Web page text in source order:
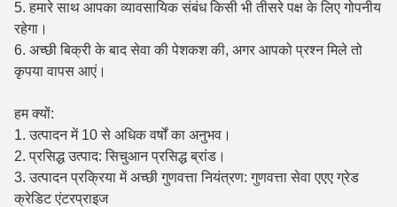
5. हमारे साथ आपका व्यावसायिक संबंध किसी भी तीसरे पक्ष के लिए गोपनीय
रहेगा।
6. अच्छी बिक्री के बाद सेवा की पेशकश की, अगर आपको प्रश्न मिले तो
कृपया वापस आएं।
हम क्यों:
1. उत्पादन में 10 से अधिक वर्षों का अनुभव।
2. प्रसिद्ध उत्पाद: सिचुआन प्रसिद्ध ब्रांड।
3. उत्पादन प्रक्रिया में अच्छी गुणवत्ता नियंत्रण: गुणवत्ता सेवा एएए ग्रेड
क्रेडिट एंटरप्राइज